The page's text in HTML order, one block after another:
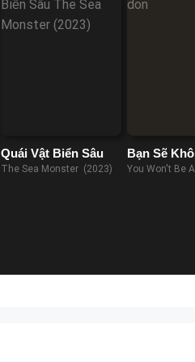
Quái Vật Biển Sâu
The Sea Monster (2023)
Bạn Sẽ
Đơn
You Won't Be